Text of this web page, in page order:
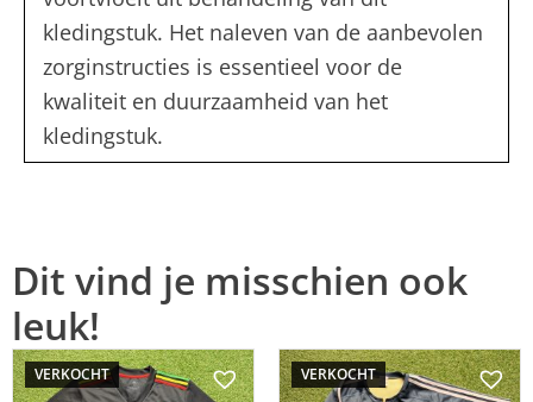
kledingstuk. Het naleven van de aanbevolen
zorginstructies is essentieel voor de
kwaliteit en duurzaamheid van het
kledingstuk.
Dit vind je misschien ook
leuk!
VERKOCHT VERKOCHT